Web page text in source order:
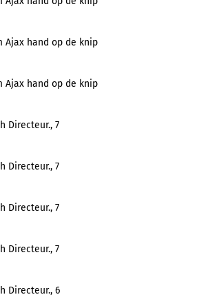
Ajax hand op de knip
Ajax hand op de knip
Directeur., 7
Directeur., 7
Directeur., 7
Directeur., 7
Directeur., 6